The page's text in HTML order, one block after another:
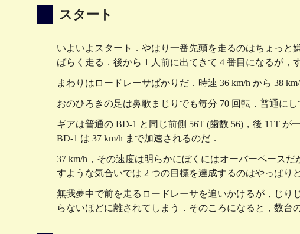
スタート
いよいよスタート．やはり一番先頭を走るのはちょっと
ばらく走る．後から 1 人前に出てきて 4 番目になるが，
まわりはロードレーサばかりだ．時速 36 km/h から 38
おのひろきの足は鼻歌まじりでも毎分 70 回転．普通に
ギアは普通の BD-1 と同じ前側 56T (歯数 56)，後 11T
BD-1 は 37 km/h まで加速されるのだ．
37 km/h，その速度は明らかにぼくにはオーバーペース
すような気合いでは 2 つの目標を達成するのはやっぱり
無我夢中で前を走るロードレーサを追いかけるが，じ
らないほどに離されてしまう．そのころになると，数台